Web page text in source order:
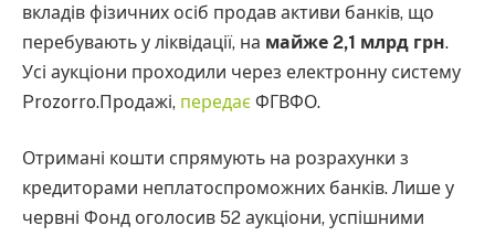
вкладів фізичних осіб продав активи банків, що
перебувають у ліквідації, на майже 2,1 млрд грн.
Усі аукціони проходили через електронну систему
Prozorro.Продажі, передає ФГВФО.
Отримані кошти спрямують на розрахунки з
кредиторами неплатоспроможних банків. Лише у
червні Фонд оголосив 52 аукціони, успішними